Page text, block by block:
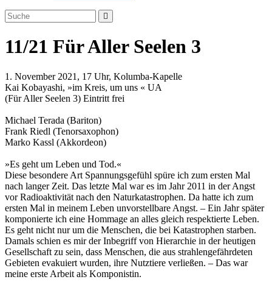
11/21 Für Aller Seelen 3
1. November 2021, 17 Uhr, Kolumba-Kapelle
Kai Kobayashi, »im Kreis, um uns « UA
(Für Aller Seelen 3) Eintritt frei
Michael Terada (Bariton)
Frank Riedl (Tenorsaxophon)
Marko Kassl (Akkordeon)
»Es geht um Leben und Tod.«
Diese besondere Art Spannungsgefühl spüre ich zum ersten Mal
nach langer Zeit. Das letzte Mal war es im Jahr 2011 in der Angst
vor Radioaktivität nach den Naturkatastrophen. Da hatte ich zum
ersten Mal in meinem Leben unvorstellbare Angst. – Ein Jahr später
komponierte ich eine Hommage an alles gleich respektierte Leben.
Es geht nicht nur um die Menschen, die bei Katastrophen starben.
Damals schien es mir der Inbegriff von Hierarchie in der heutigen
Gesellschaft zu sein, dass Menschen, die aus strahlengefährdeten
Gebieten evakuiert wurden, ihre Nutztiere verließen. – Das war
meine erste Arbeit als Komponistin.